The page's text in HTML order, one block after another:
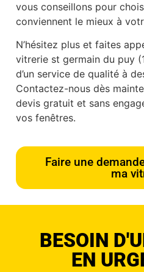
vous conseillons pour
conviennent le mieux à
N’hésitez plus et faites
vitrerie st germain du puy
d’un service de qualité à
Contactez-nous dès
devis gratuit et sans
vos fenêtres.
Faire une
ma
BESOIN
EN